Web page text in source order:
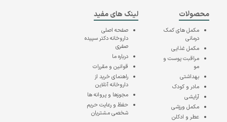
محصولات
مکمل های کمک
درمانی
مکمل غذایی
مراقبت پوست و
مو
بهداشتی
مادر و کودک
آرایشی
مکمل ورزشی
عطر و ادکلن
لینک های مفید
صفحه اصلی
داروخانه دکتر سپیده
صفری
درباره ما
قوانین و مقررات
راهنمای خرید از
داروخانه آنلاین
مجوزها و پروانه ها
حفظ و رعایت حریم
شخصی مشتریان